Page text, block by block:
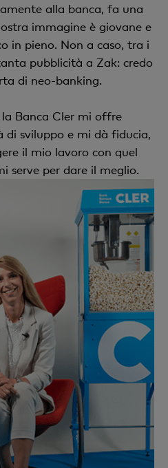
alla banca, fa una
immagine è giovane e
in pieno. Non a caso, tra i
pubblicità a Zak: credo
di neo-banking.
Banca Cler mi offre
di sviluppo e mi dà fiducia,
il mio lavoro con quel
serve per dare il meglio.